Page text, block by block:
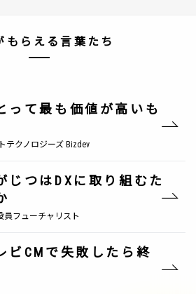
もらえる言葉たち
って最も価値が高いも
テクノロジーズ Bizdev
じつはDXに取り組むた
員フューチャリスト
ビCMで失敗したら終